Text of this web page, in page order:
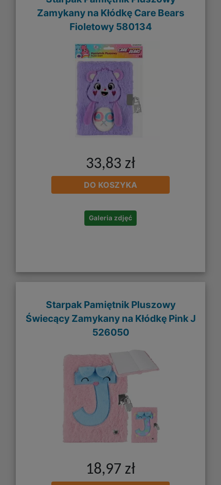
Zamykany na Kłódkę Care Bears
Fioletowy 580134
33,83 zł
DO KOSZYKA
Galeria zdjęć
Starpak Pamiętnik Pluszowy
Świecący Zamykany na Kłódkę Pink J
526050
18,97 zł